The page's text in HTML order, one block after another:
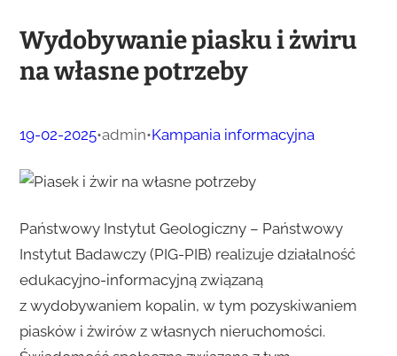
Wydobywanie piasku i żwiru
na własne potrzeby
19-02-2025•admin•Kampania informacyjna
Państwowy Instytut Geologiczny – Państwowy
Instytut Badawczy (PIG-PIB) realizuje działalność
edukacyjno-informacyjną związaną
z wydobywaniem kopalin, w tym pozyskiwaniem
piasków i żwirów z własnych nieruchomości.